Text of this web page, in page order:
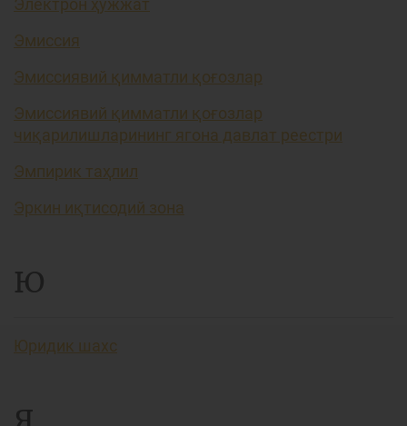
Электрон ҳужжат
Эмиссия
Эмиссиявий қимматли қоғозлар
Эмиссиявий қимматли қоғозлар
чиқарилишларининг ягона давлат реестри
Эмпирик таҳлил
Эркин иқтисодий зона
Ю
Юридик шахс